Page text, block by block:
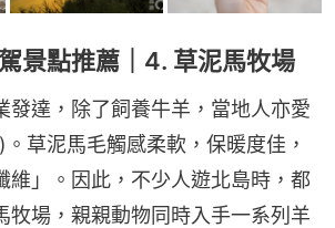
景點推薦｜4. 草泥馬牧場
發達，除了飼養牛羊，當地人亦愛
草泥馬毛觸感柔軟，保暖度佳，
維」。因此，不少人遊北島時，都
牧場，親親動物同時入手一系列羊